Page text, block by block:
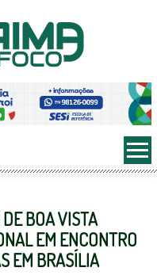
BOA VISTA
EM ENCONTRO
EM BRASÍLIA